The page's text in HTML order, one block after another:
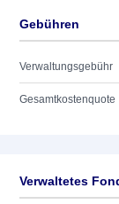
Gebühren
Verwaltungsgebühr
Gesamtkostenquote
Verwaltetes